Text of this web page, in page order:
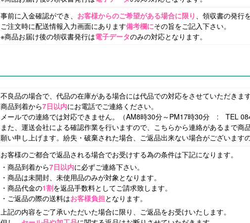
事前に入金確認ができ、 お客様からのご希望がある場合に限り
、領収書の発
ご注文時に配送情報入力画面にあります備考欄にその旨をご記入下さい。
※商品お届け後の領収書発行は電子データのみの対応となります。
不良品の場合で、代品の在庫がある場合には代品での対応をさせていただきま
商品到着から7日以内にお電話でご連絡ください。
メールでの連絡では対応できません。（AM8時30分～PM17時30分 : TEL
また、運送会社による確認作業を行いますので、こちらから連絡があるまで
願い申し上げます。紛失・破棄された場合、ご返品出来ない場合がございます
お客様のご都合で返品される場合でお受けする為の条件は下記になります。
・商品到着から7日以内に必ずご連絡下さい。
・商品は未開封、未使用品のみが対象となります。
・商品代金の1割を返品手数料としてご請求致します。
・ご返品の際の送料はお客様負担となります。
上記の内容をご了承いただいた場合に限り、ご返品をお受けいたします。